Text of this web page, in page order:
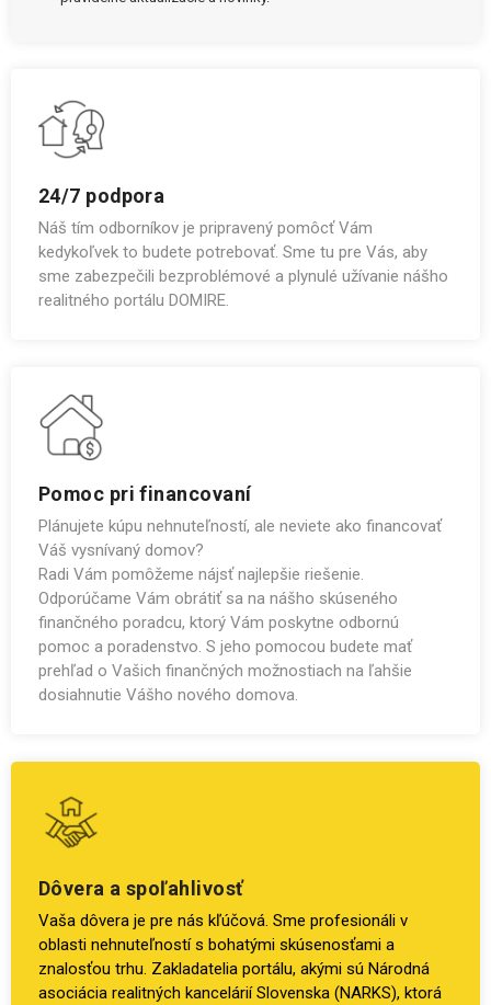
24/7 podpora
Náš tím odborníkov je pripravený pomôcť Vám
kedykoľvek to budete potrebovať. Sme tu pre Vás, aby
sme zabezpečili bezproblémové a plynulé užívanie nášho
realitného portálu DOMIRE.
Pomoc pri financovaní
Plánujete kúpu nehnuteľností, ale neviete ako financovať
Váš vysnívaný domov?
Radi Vám pomôžeme nájsť najlepšie riešenie.
Odporúčame Vám obrátiť sa na nášho skúseného
finančného poradcu, ktorý Vám poskytne odbornú
pomoc a poradenstvo. S jeho pomocou budete mať
prehľad o Vašich finančných možnostiach na ľahšie
dosiahnutie Vášho nového domova.
Dôvera a spoľahlivosť
Vaša dôvera je pre nás kľúčová. Sme profesionáli v
oblasti nehnuteľností s bohatými skúsenosťami a
znalosťou trhu. Zakladatelia portálu, akými sú Národná
asociácia realitných kancelárií Slovenska (NARKS), ktorá